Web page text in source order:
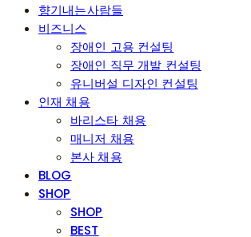
향기내는사람들
비즈니스
장애인 고용 컨설팅
장애인 직무 개발 컨설팅
유니버설 디자인 컨설팅
인재 채용
바리스타 채용
매니저 채용
본사 채용
BLOG
SHOP
SHOP
BEST